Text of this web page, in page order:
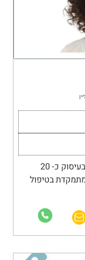
נעים להכיר, אני שירה, מרפאה בעיסוק כ- 20
בטיפול